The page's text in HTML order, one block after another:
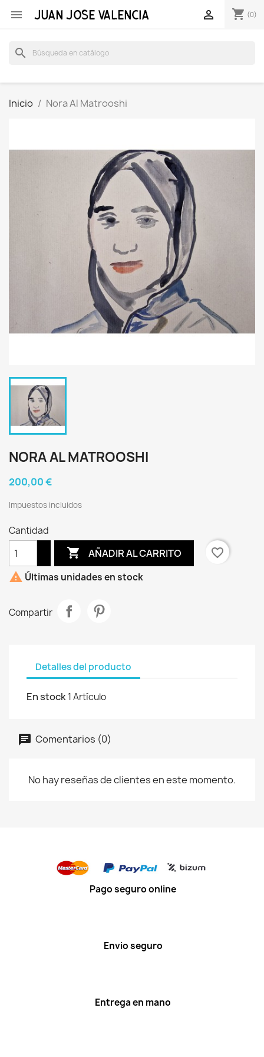
 shopping_cart (0)

search
Inicio Nora Al Matrooshi
NORA AL MATROOSHI
200,00 €
Impuestos incluidos
Cantidad
 AÑADIR AL CARRITO
favorite_border
 Últimas unidades en stock
Compartir
Detalles del producto
En stock1 Artículo
Comentarios (0)
No hay reseñas de clientes en este momento.
Pago seguro online
Envio seguro
Entrega en mano